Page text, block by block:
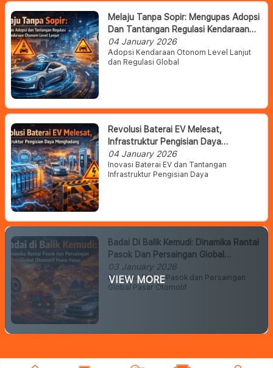
Melaju Tanpa Sopir: Mengupas Adopsi
Dan Tantangan Regulasi Kendaraan
Otonom Level Lanjut
04 January 2026
Adopsi Kendaraan Otonom Level Lanjut
dan Regulasi Global
Revolusi Baterai EV Melesat,
Infrastruktur Pengisian Daya
Menghadang
04 January 2026
Inovasi Baterai EV dan Tantangan
Infrastruktur Pengisian Daya
Badai Di Balik Kemudi: Dinamika Rantai
Pasok Dan Persaingan Global
Otomotif Makin Panas
03 January 2026
Dinamika Rantai Pasok dan Persaingan
Global Pasar Otomotif
VIEW MORE